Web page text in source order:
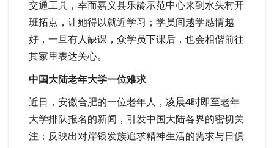
交通工具，幸而嘉义县乐龄示范中心来到水头村开
班拓点，让她得以就近学习；学员间越学感情越
好，一旦有人缺课，众学员下课后，也会相偕前往
其家里表达关心。
中国大陆老年大学一位难求
近日，安徽合肥的一位老年人，凌晨4时即至老年
大学排队报名的新闻，引发中国大陆各界的密切关
注；反映出对岸银发族追求精神生活的需求与日俱